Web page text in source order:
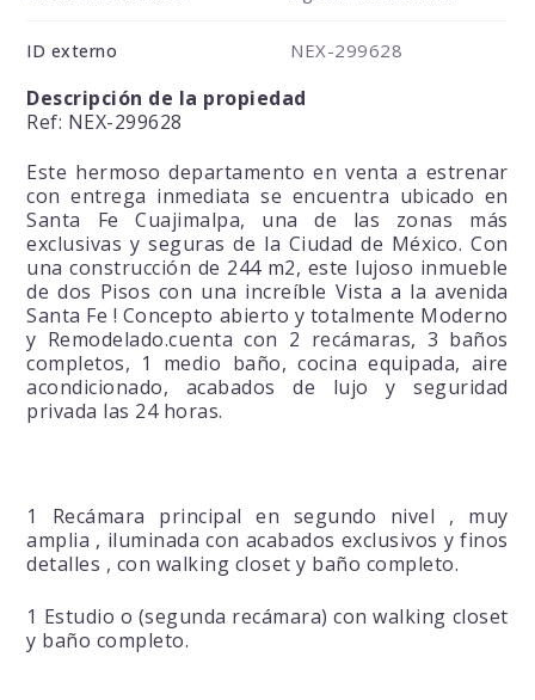
ID externo NEX-299628
Descripción de la propiedad
Ref: NEX-299628
Este hermoso departamento en venta a estrenar
con entrega inmediata se encuentra ubicado en
Santa Fe Cuajimalpa, una de las zonas más
exclusivas y seguras de la Ciudad de México. Con
una construcción de 244 m2, este lujoso inmueble
de dos Pisos con una increíble Vista a la avenida
Santa Fe ! Concepto abierto y totalmente Moderno
y Remodelado.cuenta con 2 recámaras, 3 baños
completos, 1 medio baño, cocina equipada, aire
acondicionado, acabados de lujo y seguridad
privada las 24 horas.
1 Recámara principal en segundo nivel , muy
amplia , iluminada con acabados exclusivos y finos
detalles , con walking closet y baño completo.
1 Estudio o (segunda recámara) con walking closet
y baño completo.